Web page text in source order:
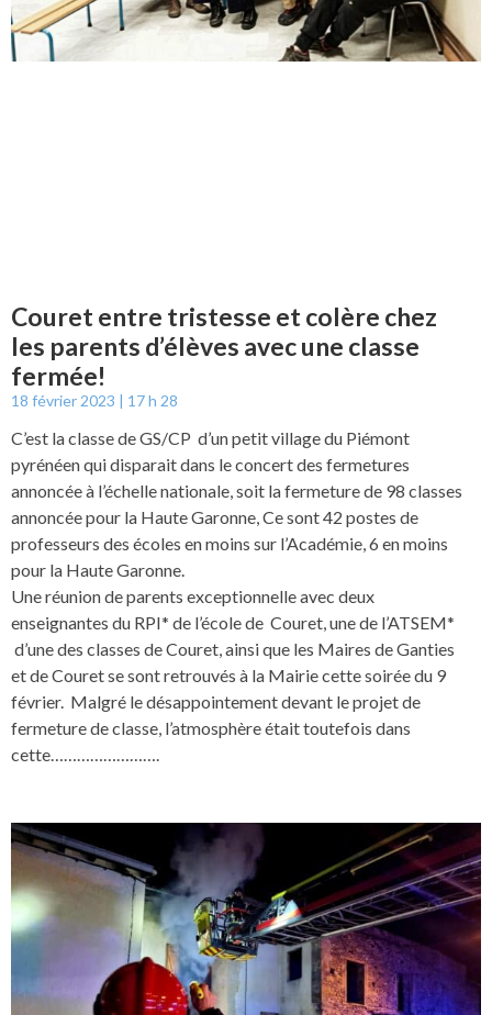
Couret entre tristesse et colère chez
les parents d’élèves avec une classe
fermée!
18 février 2023 17 h 28
C’est la classe de GS/CP d’un petit village du Piémont
pyrénéen qui disparait dans le concert des fermetures
annoncée à l’échelle nationale, soit la fermeture de 98 classes
annoncée pour la Haute Garonne, Ce sont 42 postes de
professeurs des écoles en moins sur l’Académie, 6 en moins
pour la Haute Garonne.
Une réunion de parents exceptionnelle avec deux
enseignantes du RPI* de l’école de Couret, une de l’ATSEM*
d’une des classes de Couret, ainsi que les Maires de Ganties
et de Couret se sont retrouvés à la Mairie cette soirée du 9
février. Malgré le désappointement devant le projet de
fermeture de classe, l’atmosphère était toutefois dans
cette…………………….